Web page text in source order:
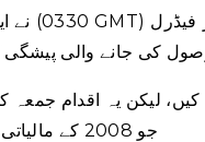
کی جانے والی پیشگی
لیکن یہ اقدام جمعہ
جو 2008 کے مالیاتی بحران کے بعد سب سے بڑی ناکامی تھی۔